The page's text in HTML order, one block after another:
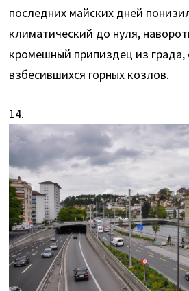
последних майских дней
климатический до нуля,
кромешный припиздец из града,
взбесившихся горных козлов.
14.